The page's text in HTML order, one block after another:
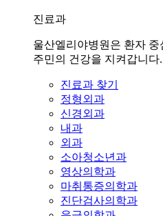
진료과
울산엘리야병원은 환자 중
주민의 건강을 지켜갑니다.
진료과 찾기
정형외과
신경외과
내과
외과
소아청소년과
영상의학과
마취통증의학과
진단검사의학과